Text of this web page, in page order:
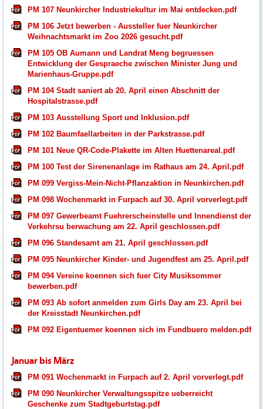
PM 107 Neunkircher Industriekultur im Mai entdecken.pdf
PM 106 Jetzt bewerben - Aussteller fuer Neunkircher
Weihnachtsmarkt im Zoo 2026 gesucht.pdf
PM 105 OB Aumann und Landrat Meng begruessen
Entwicklung der Gespraeche zwischen Minister Jung und
Marienhaus-Gruppe.pdf
PM 104 Stadt saniert ab 20. April einen Abschnitt der
Hospitalstrasse.pdf
PM 103 Ausstellung Sport und Inklusion.pdf
PM 102 Baumfaellarbeiten in der Parkstrasse.pdf
PM 101 Neue QR-Code-Plakette im Alten Huettenareal.pdf
PM 100 Test der Sirenenanlage im Rathaus am 24. April.pdf
PM 099 Vergiss-Mein-Nicht-Pflanzaktion in Neunkirchen.pdf
PM 098 Wochenmarkt in Furpach auf 30. April vorverlegt.pdf
PM 097 Gewerbeamt Fuehrerscheinstelle und Innendienst der
Verkehrsu berwachung am 22. April geschlossen.pdf
PM 096 Standesamt am 21. April geschlossen.pdf
PM 095 Neunkircher Kinder- und Jugendfest am 25. April.pdf
PM 094 Vereine koennen sich fuer City Musiksommer
bewerben.pdf
PM 093 Ab sofort anmelden zum Girls Day am 23. April bei
der Kreisstadt Neunkirchen.pdf
PM 092 Eigentuemer koennen sich im Fundbuero melden.pdf
Januar bis März
PM 091 Wochenmarkt in Furpach auf 2. April vorverlegt.pdf
PM 090 Neunkircher Verwaltungsspitze ueberreicht
Geschenke zum Stadtgeburtstag.pdf